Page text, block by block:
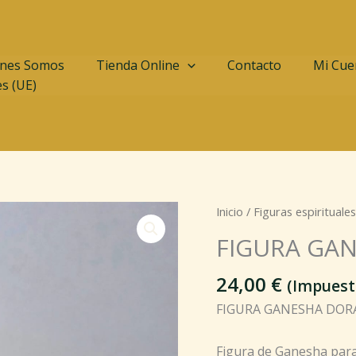
Somos Tienda Online Contacto
Mi
(UE)
Inicio / Figuras espirituales
FIGURA
24,00 €
FIGURA GANESHA
Figura de Ganesha
FIGURA
DORADO
CMS
cantidad